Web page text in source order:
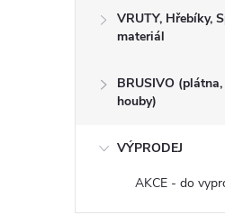
VRUTY, Hřebíky,
materiál
BRUSIVO (plátna,
houby)
VÝPRODEJ
AKCE - do